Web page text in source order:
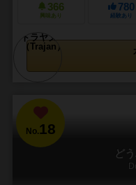
366
興味あり
780
経験あり
No.18
ど